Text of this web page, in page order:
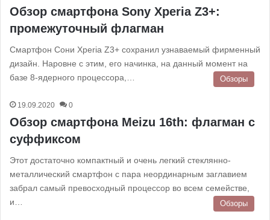
Обзор смартфона Sony Xperia Z3+:
промежуточный флагман
Смартфон Сони Xperia Z3+ сохранил узнаваемый фирменный
дизайн. Наровне с этим, его начинка, на данный момент на
базе 8-ядерного процессора,…
Обзоры
19.09.2020 0
Обзор смартфона Meizu 16th: флагман с
суффиксом
Этот достаточно компактный и очень легкий стеклянно-
металлический смартфон с пара неординарным заглавием
забрал самый превосходный процессор во всем семействе,
и…
Обзоры